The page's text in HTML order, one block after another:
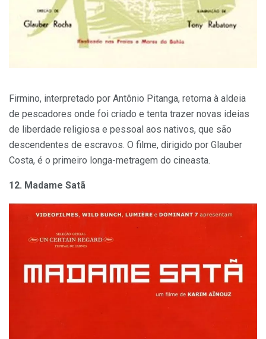
Firmino, interpretado por Antônio Pitanga, retorna à aldeia
de pescadores onde foi criado e tenta trazer novas ideias
de liberdade religiosa e pessoal aos nativos, que são
descendentes de escravos. O filme, dirigido por Glauber
Costa, é o primeiro longa-metragem do cineasta.
12. Madame Satã